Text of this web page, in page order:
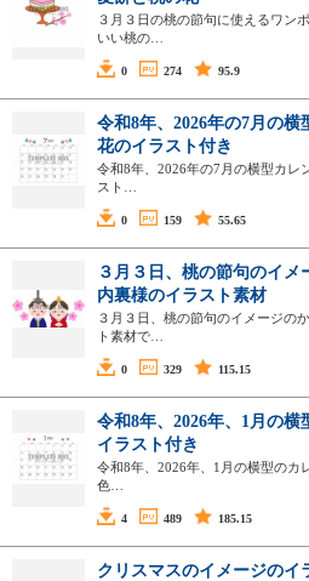
３月３日の桃の節句に使えるワン
いい桃の…
0 274 95.9
令和8年、2026年の7月の
花のイラスト付き
令和8年、2026年の7月の横型カレ
スト…
0 159 55.65
３月３日、桃の節句のイ
内裏様のイラスト素材
３月３日、桃の節句のイメージの
ト素材で…
0 329 115.15
令和8年、2026年、1月の
イラスト付き
令和8年、2026年、1月の横型のカ
色…
4 489 185.15
クリスマスのイメージのイ